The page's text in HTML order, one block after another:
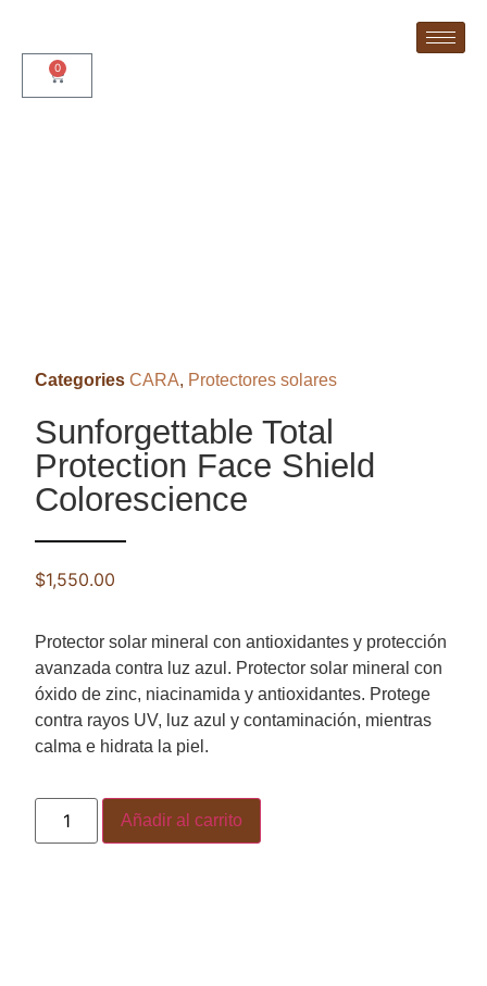
0
Categories CARA, Protectores solares
Sunforgettable Total
Protection Face Shield
Colorescience
$1,550.00
Protector solar mineral con antioxidantes y protección
avanzada contra luz azul. Protector solar mineral con
óxido de zinc, niacinamida y antioxidantes. Protege
contra rayos UV, luz azul y contaminación, mientras
calma e hidrata la piel.
Añadir al carrito